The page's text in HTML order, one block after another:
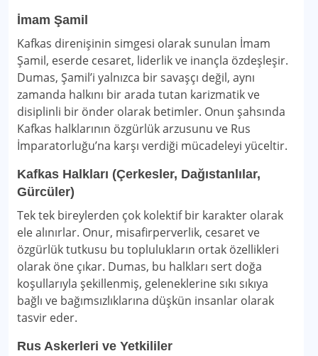
İmam Şamil
Kafkas direnişinin simgesi olarak sunulan İmam
Şamil, eserde cesaret, liderlik ve inançla özdeşleşir.
Dumas, Şamil’i yalnızca bir savaşçı değil, aynı
zamanda halkını bir arada tutan karizmatik ve
disiplinli bir önder olarak betimler. Onun şahsında
Kafkas halklarının özgürlük arzusunu ve Rus
İmparatorluğu’na karşı verdiği mücadeleyi yüceltir.
Kafkas Halkları (Çerkesler, Dağıstanlılar,
Gürcüler)
Tek tek bireylerden çok kolektif bir karakter olarak
ele alınırlar. Onur, misafirperverlik, cesaret ve
özgürlük tutkusu bu toplulukların ortak özellikleri
olarak öne çıkar. Dumas, bu halkları sert doğa
koşullarıyla şekillenmiş, geleneklerine sıkı sıkıya
bağlı ve bağımsızlıklarına düşkün insanlar olarak
tasvir eder.
Rus Askerleri ve Yetkililer